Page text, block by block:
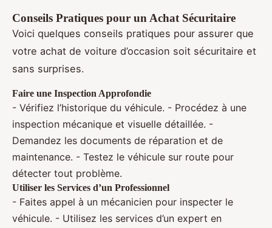
Conseils Pratiques pour un Achat Sécuritaire
Voici quelques conseils pratiques pour assurer que
votre achat de voiture d’occasion soit sécuritaire et
sans surprises.
Faire une Inspection Approfondie
- Vérifiez l’historique du véhicule. - Procédez à une
inspection mécanique et visuelle détaillée. -
Demandez les documents de réparation et de
maintenance. - Testez le véhicule sur route pour
détecter tout problème.
Utiliser les Services d’un Professionnel
- Faites appel à un mécanicien pour inspecter le
véhicule. - Utilisez les services d’un expert en